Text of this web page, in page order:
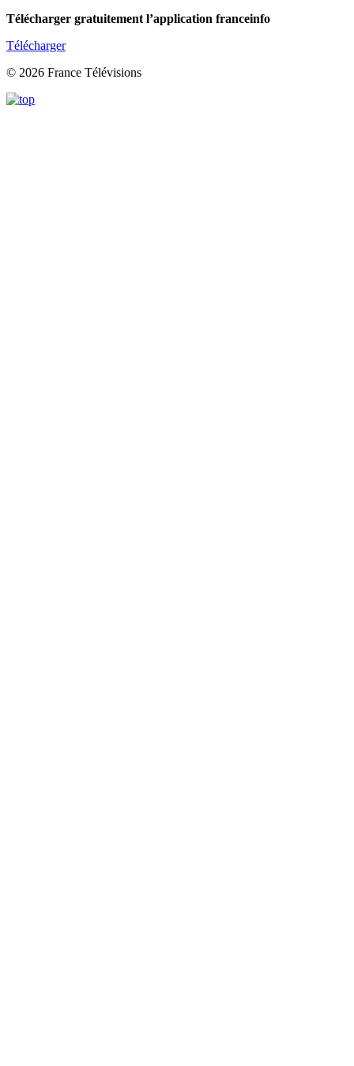
Télécharger gratuitement l’application franceinfo
Télécharger
© 2026 France Télévisions